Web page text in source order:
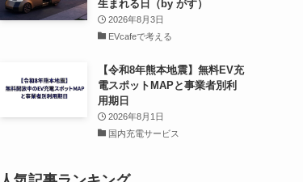
生まれる日（by がす）
2026年8月3日
EVcafeで考える
【令和8年熊本地震】無料EV充
電スポットMAPと事業者別利
用期日
2026年8月1日
国内充電サービス